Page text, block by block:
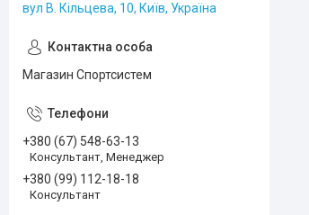
вул В. Кільцева, 10, Київ, Україна
Магазин Спортсистем
+380 (67) 548-63-13
Консультант, Менеджер
+380 (99) 112-18-18
Консультант